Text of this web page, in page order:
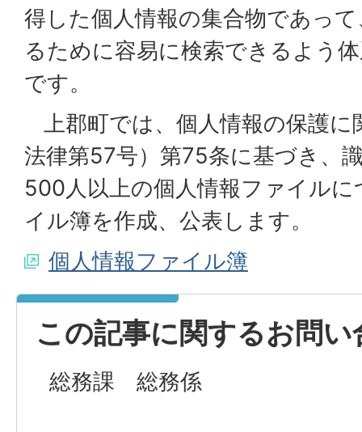
得した個人情報の集合物であっ
るために容易に検索できるよう
です。
上郡町では、個人情報の保護に
法律第57号）第75条に基づき、
500人以上の個人情報ファイル
イル簿を作成、公表します。
個人情報ファイル簿
この記事に関するお問い
総務課 総務係